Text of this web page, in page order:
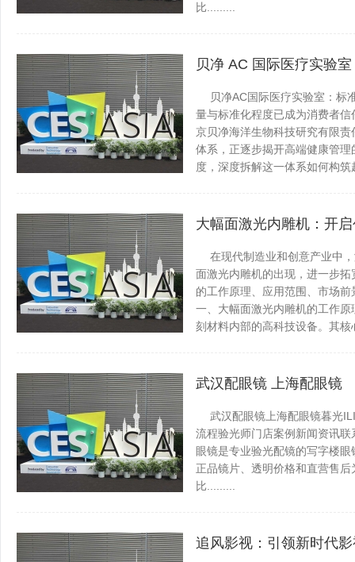
比.........
贝净 AC 国际医疗实验
贝净AC国际医疗实验室：标
量与标准化程度已成为消费者
京贝净海洋生物科技研究有限
体系，正逐步揭开高端健康管
度，深度拆解这一体系如何构筑
大幅面激光内雕机：开
在现代制造业和创意产业中，
面激光内雕机的出现，进一步
的工作原理、应用范围、市场
一、大幅面激光内雕机的工作
刻材料内部的高科技设备。其核
武汉配眼镜 上海配眼镜
武汉配眼镜上海配眼镜暮光
流程验光师门店案例新闻资讯
眼镜是专业验光配镜的写字楼
正品镜片、透明价格和直营售
比.........
追风影视：引领新时代